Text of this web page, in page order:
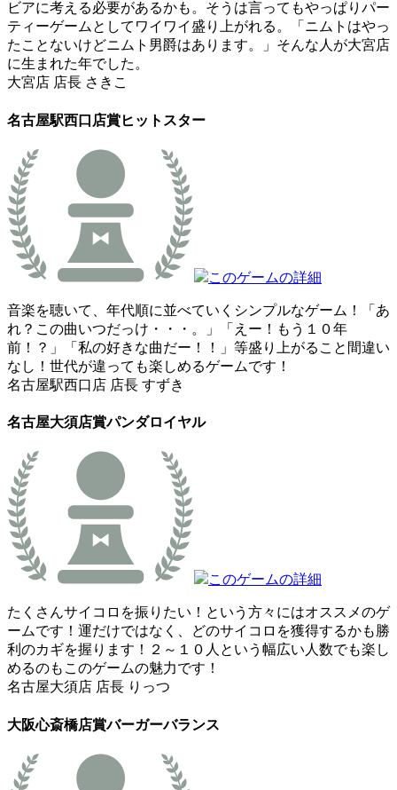
ビアに考える必要があるかも。そうは言ってもやっぱりパー
ティーゲームとしてワイワイ盛り上がれる。「ニムトはやっ
たことないけどニムト男爵はあります。」そんな人が大宮店
に生まれた年でした。
大宮店 店長 さきこ
名古屋駅西口店賞ヒットスター
このゲームの詳細
音楽を聴いて、年代順に並べていくシンプルなゲーム！「あ
れ？この曲いつだっけ・・・。」「えー！もう１０年
前！？」「私の好きな曲だー！！」等盛り上がること間違い
なし！世代が違っても楽しめるゲームです！
名古屋駅西口店 店長 すずき
名古屋大須店賞パンダロイヤル
このゲームの詳細
たくさんサイコロを振りたい！という方々にはオススメのゲ
ームです！運だけではなく、どのサイコロを獲得するかも勝
利のカギを握ります！２～１０人という幅広い人数でも楽し
めるのもこのゲームの魅力です！
名古屋大須店 店長 りっつ
大阪心斎橋店賞バーガーバランス